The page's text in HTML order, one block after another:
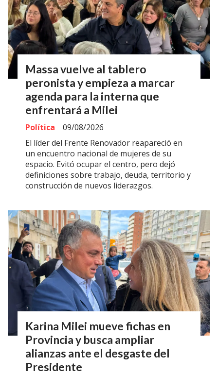
Massa vuelve al tablero
peronista y empieza a marcar
agenda para la interna que
enfrentará a Milei
Política
09/08/2026
El líder del Frente Renovador reapareció en
un encuentro nacional de mujeres de su
espacio. Evitó ocupar el centro, pero dejó
definiciones sobre trabajo, deuda, territorio y
construcción de nuevos liderazgos.
Karina Milei mueve fichas en
Provincia y busca ampliar
alianzas ante el desgaste del
Presidente